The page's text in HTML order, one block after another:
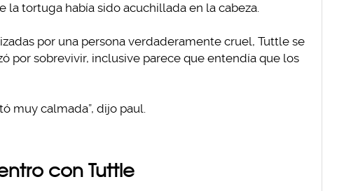
la tortuga había sido acuchillada en la cabeza.
por una persona verdaderamente cruel, Tuttle se
por sobrevivir, inclusive parece que entendía que los
muy calmada”, dijo paul.
con Tuttle